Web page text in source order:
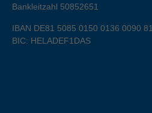
Bankleitzahl 50852651
IBAN DE81 5085 0150 0136 0090 81
BIC: HELADEF1DAS